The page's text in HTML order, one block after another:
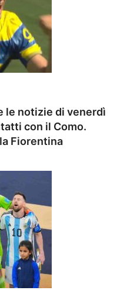
le notizie di venerdì
con il Como.
Fiorentina